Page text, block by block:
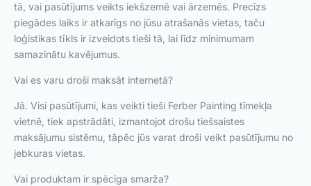
tā, vai pasūtījums veikts iekšzemē vai ārzemēs. Precīzs
piegādes laiks ir atkarīgs no jūsu atrašanās vietas, taču
loģistikas tīkls ir izveidots tieši tā, lai līdz minimumam
samazinātu kavējumus.
Vai es varu droši maksāt internetā?
Jā. Visi pasūtījumi, kas veikti tieši Ferber Painting tīmekļa
vietnē, tiek apstrādāti, izmantojot drošu tiešsaistes
maksājumu sistēmu, tāpēc jūs varat droši veikt pasūtījumu no
jebkuras vietas.
Vai produktam ir spēcīga smarža?